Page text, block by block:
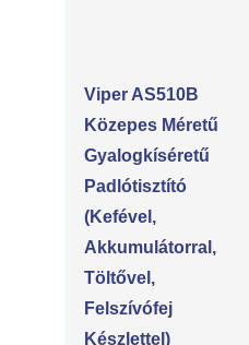
Viper AS510B
Közepes Méretű
Gyalogkíséretű
Padlótisztító
(kefével,
Akkumulátorral,
Töltővel,
Felszívófej
Készlettel)